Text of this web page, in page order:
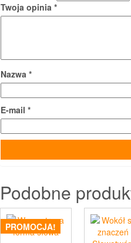
Twoja opinia *
Nazwa *
E-mail *
Podobne
PROMOCJA!